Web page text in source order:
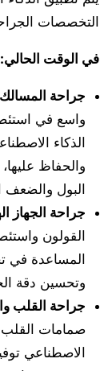
التخصصات
في الوقت الحالي:
جراحة المسالك
واسع في
الذكاء
والحفاظ
البول والضعف
جراحة الجهاز
القولون
المساعدة في
وتحسين دقة
جراحة القلب
صمامات القلب
الاصطناعي